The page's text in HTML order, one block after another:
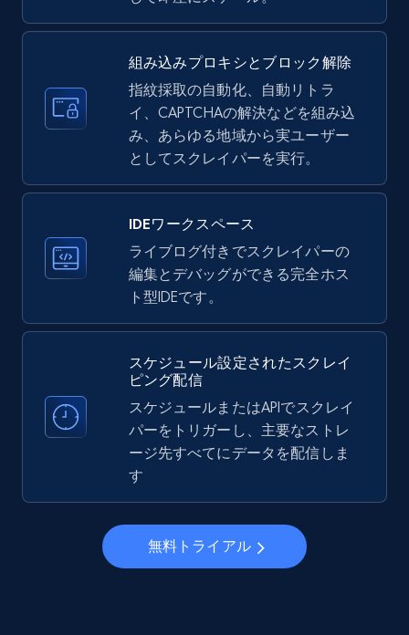
LinkedIn company information
ID, Name, Country code, Locations, Followers,
more.
33.6K+ 3.5K+ 無料トライアル
Instagram - Profiles
Account, Fbid, ID, Followers, Posts count, Is
business account, Is professional account, Is
verified, and more.
3.5K+ 無料トライアル
Instagram - Profiles - Collect profile
information by user name
組み込みプロキシとブロック解除
指紋採取の自動化、自動リトラ
イ、CAPTCHAの解決などを組み込
み、あらゆる地域から実ユーザー
としてスクレイパーを実行。
IDEワークスペース
ライブログ付きでスクレイパーの
編集とデバッグができる完全ホス
ト型IDEです。
スケジュール設定されたスクレイ
ピング配信
スケジュールまたはAPIでスクレイ
パーをトリガーし、主要なストレ
ージ先すべてにデータを配信しま
す
無料トライアル